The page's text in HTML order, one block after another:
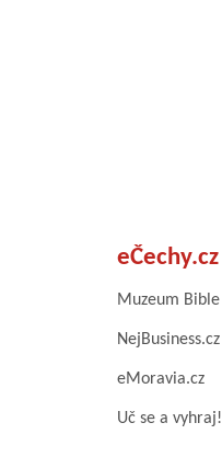
eČechy.cz
Muzeum Bible
NejBusiness.cz
eMoravia.cz
Uč se a vyhraj!